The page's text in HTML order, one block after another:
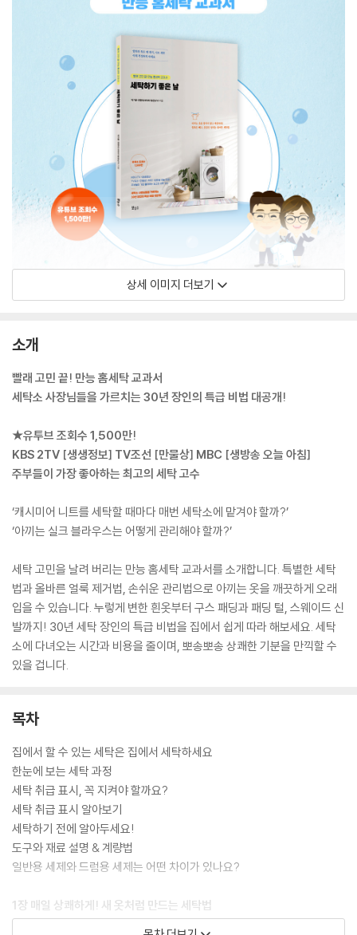
상세 이미지 더보기
소개
빨래 고민 끝! 만능 홈세탁 교과서
세탁소 사장님들을 가르치는 30년 장인의 특급 비법 대공개!
★유투브 조회수 1,500만!
KBS 2TV [생생정보] TV조선 [만물상] MBC [생방송 오늘 아침]
주부들이 가장 좋아하는 최고의 세탁 고수
‘캐시미어 니트를 세탁할 때마다 매번 세탁소에 맡겨야 할까?’
‘아끼는 실크 블라우스는 어떻게 관리해야 할까?’
세탁 고민을 날려 버리는 만능 홈세탁 교과서를 소개합니다. 특별한 세탁
법과 올바른 얼룩 제거법, 손쉬운 관리법으로 아끼는 옷을 깨끗하게 오래
입을 수 있습니다. 누렇게 변한 흰옷부터 구스 패딩과 패딩 털, 스웨이드 신
발까지! 30년 세탁 장인의 특급 비법을 집에서 쉽게 따라 해보세요. 세탁
소에 다녀오는 시간과 비용을 줄이며, 뽀송뽀송 상쾌한 기분을 만끽할 수
있을 겁니다.
목차
집에서 할 수 있는 세탁은 집에서 세탁하세요
한눈에 보는 세탁 과정
세탁 취급 표시, 꼭 지켜야 할까요?
세탁 취급 표시 알아보기
세탁하기 전에 알아두세요!
도구와 재료 설명 & 계량법
일반용 세제와 드럼용 세제는 어떤 차이가 있나요?
1장 매일 상쾌하게! 새 옷처럼 만드는 세탁법
와이셔츠 찌든 때 빼기